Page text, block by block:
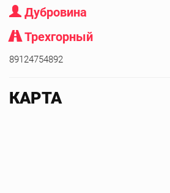
Дубровина
Трехгорный
89124754892
КАРТА